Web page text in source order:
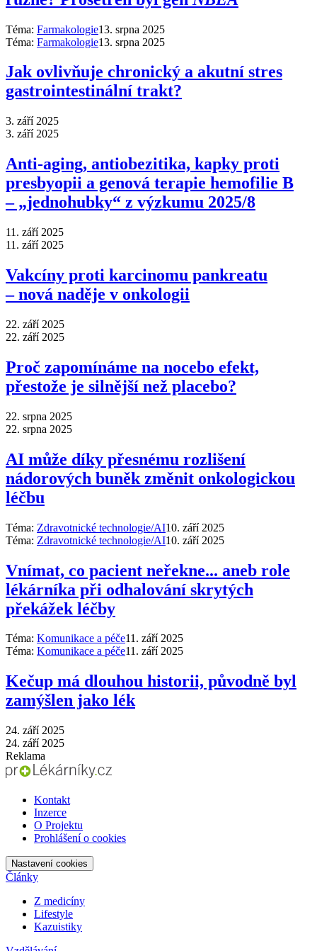
Téma: Farmakologie13. srpna 2025
Téma: Farmakologie13. srpna 2025
Jak ovlivňuje chronický a akutní stres
gastrointestinální trakt?
3. září 2025
3. září 2025
Anti‑aging, antiobezitika, kapky proti
presbyopii a genová terapie hemofilie B
–⁠ „jednohubky“ z výzkumu 2025/8
11. září 2025
11. září 2025
Vakcíny proti karcinomu pankreatu
–⁠ nová naděje v onkologii
22. září 2025
22. září 2025
Proč zapomínáme na nocebo efekt,
přestože je silnější než placebo?
22. srpna 2025
22. srpna 2025
AI může díky přesnému rozlišení
nádorových buněk změnit onkologickou
léčbu
Téma: Zdravotnické technologie/AI10. září 2025
Téma: Zdravotnické technologie/AI10. září 2025
Vnímat, co pacient neřekne... aneb role
lékárníka při odhalování skrytých
překážek léčby
Téma: Komunikace a péče11. září 2025
Téma: Komunikace a péče11. září 2025
Kečup má dlouhou historii, původně byl
zamýšlen jako lék
24. září 2025
24. září 2025
Reklama
Kontakt
Inzerce
O Projektu
Prohlášení o cookies
Nastavení cookies
Články
Z medicíny
Lifestyle
Kazuistiky